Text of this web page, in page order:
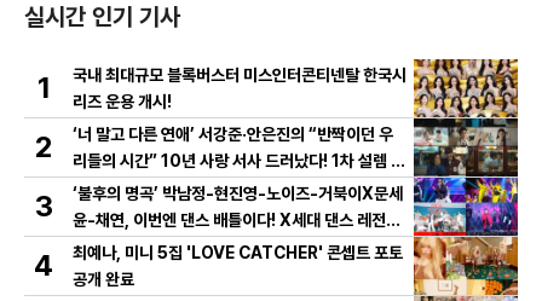
실시간 인기 기사
1
국내 최대규모 블록버스터 미스인터콘티넨탈 한국시
리즈 운용 개시!
2
‘너 말고 다른 연애’ 서강준·안은진의 “반짝이던 우
리들의 시간” 10년 사랑 서사 드러났다! 1차 설렘 티
저 영상 공개!
3
‘불후의 명곡’ 박남정-현진영-노이즈-거북이X문세
윤-채연, 이번엔 댄스 배틀이다! X세대 댄스 레전드
총출동! 댄스 본능 깨운다!
4
최예나, 미니 5집 'LOVE CATCHER' 콘셉트 포토
공개 완료